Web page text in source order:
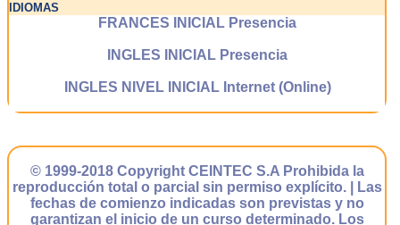
IDIOMAS
FRANCES INICIAL Presencia
INGLES INICIAL Presencia
INGLES NIVEL INICIAL Internet (Online)
© 1999-2018 Copyright CEINTEC S.A Prohibida la
reproducción total o parcial sin permiso explícito. | Las
fechas de comienzo indicadas son previstas y no
garantizan el inicio de un curso determinado. Los